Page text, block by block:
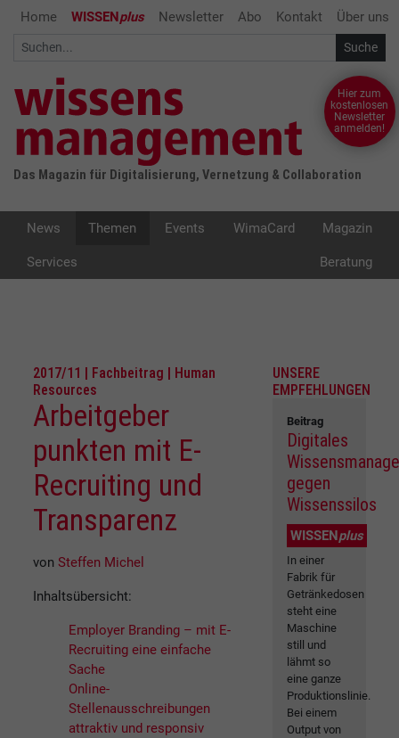
Home WISSENplus Newsletter Abo Kontakt Über uns
Das Magazin für Digitalisierung, Vernetzung & Collaboration
Hier zum
kostenlosen
Newsletter
anmelden!
News Themen Events WimaCard Magazin
Services Beratung
2017/11 | Fachbeitrag | Human
Resources
Arbeitgeber
punkten mit E-
Recruiting und
Transparenz
von Steffen Michel
Inhaltsübersicht:
Employer Branding – mit E-
Recruiting eine einfache
Sache
Online-
Stellenausschreibungen
attraktiv und responsiv
UNSERE
EMPFEHLUNGEN
Beitrag
Digitales
gegen
Wissenssilos
WISSENplus
In einer
Fabrik für
Getränkedosen
steht eine
Maschine
still und
lähmt so
eine ganze
Produktionslinie.
Bei einem
Output von